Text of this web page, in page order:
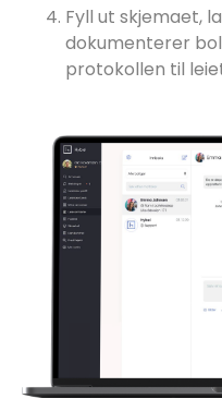
Fyll ut skjemaet,
dokumenterer
protokollen til